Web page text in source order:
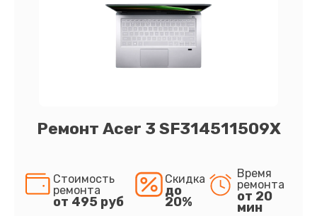
Ремонт Acer 3 SF314511509X
Стоимость
ремонта
от 495 руб
Скидка
до
20%
Время
ремонта
от 20
мин